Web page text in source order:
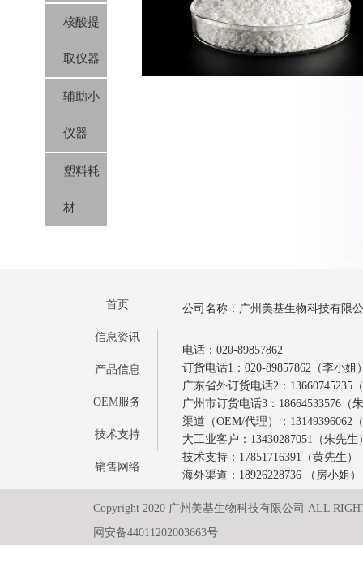
核酸提
取仪器
辅助小
仪器
塑料耗
材
首页
信息资讯
产品信息
OEM服务
技术支持
销售网络
公司名称：广州美基生物科技有限
电话：020-89857862
订货电话1：020-89857862（李小姐
广东省外订货电话2：13660745235
广州市订货电话3：18664533576（
渠道（OEM/代理）：13149396062
大工业客户：13430287051（朱先生
技术支持：17851716391（黄先生）
海外渠道：18926228736 （房小姐）
Copyright 2020 广州美基生物科技有限公司 ALL
网安备44011202003663号